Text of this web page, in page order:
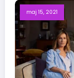
maj 15, 2021